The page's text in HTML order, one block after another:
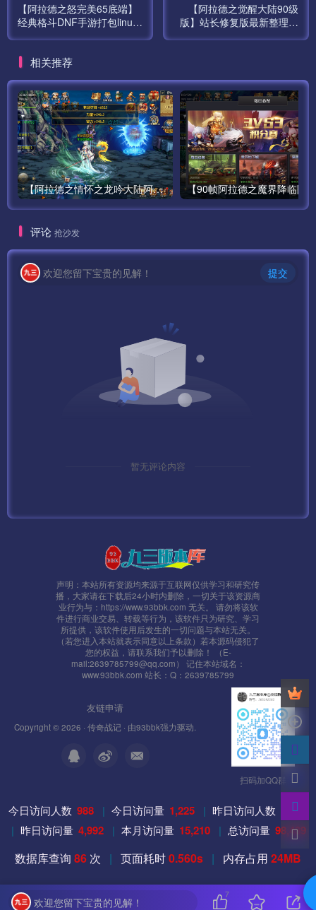
\home\root\pre-publish-
new\server_res\RelayServer\RelayServer.cfg
\home\root\pre-publish-
\home\root\pre-publish-
new\server_res\UdpConnServer\UdpConnServer.cfg
网站修改：
/www/wwwroot/game/public/assetnt/android/zip/1.39.1.2
39178/package-1.39.1.237578-1.39.1.239178.zip
8/package-1.39.1.237578-1.39.1.239178.zip
上面两个压缩包内的 environment_serverlist_xml.pck 文件
注意对位 或者加0也可以
这里以安卓的为例 下载下来修改 （苹果修改
101.34.158.147///）
找到environment_serverlist_xml.pck 文件 这里需要对位
aldzn12.97wsy.com
一共15位就 补两个//就可以 如果是14位就3个
192.168.200.129//
修改后替换 回去
替换后使用MD5工具 计算下值
【阿拉德之怒完美65底端】
经典格斗DNF手游打包linux
种活动以及装备-完善GM后
【阿拉德之觉醒大陆90级
版】站长修复版最新整理打
相关推荐
【阿拉德之情怀之龙吟大陆阿拉德高增版】站长推荐经典3D横版闯关手游最新-打包Linux服务端源码视频架设教程-GM总运营WEB管理后台-新版多功能GM授权后台-安卓版本！
评论 抢沙发
欢迎您留下宝贵的见解！ 提交
暂无评论内容
声明：本站所有资源均来源于互联网仅供学习和研究传
播，大家请在下载后24小时内删除，一切关于该资源商
业行为与：https://www.93bbk.com 无关。 请勿将该软
件进行商业交易、转载等行为，该软件只为研究、学习
所提供，该软件使用后发生的一切问题与本站无关。
（若您进入本站就表示同意以上条款）若本源码侵犯了
您的权益，请联系我们予以删除！ （E-
mail:2639785799@qq.com） 记住本站域名：
www.93bbk.com 站长：Q：2639785799
友链申请
Copyright © 2026 · 传奇战记 · 由93bbk强力驱动.
扫码加QQ群
今日访问人数 988 | 今日访问量 1,225 | 昨日访问人数 3,979
| 昨日访问量 4,992 | 本月访问量 15,210 | 总访问量 98,439
数据库查询 86 次 | 页面耗时0.560s | 内存占用 24MB
欢迎您留下宝贵的见解！
7